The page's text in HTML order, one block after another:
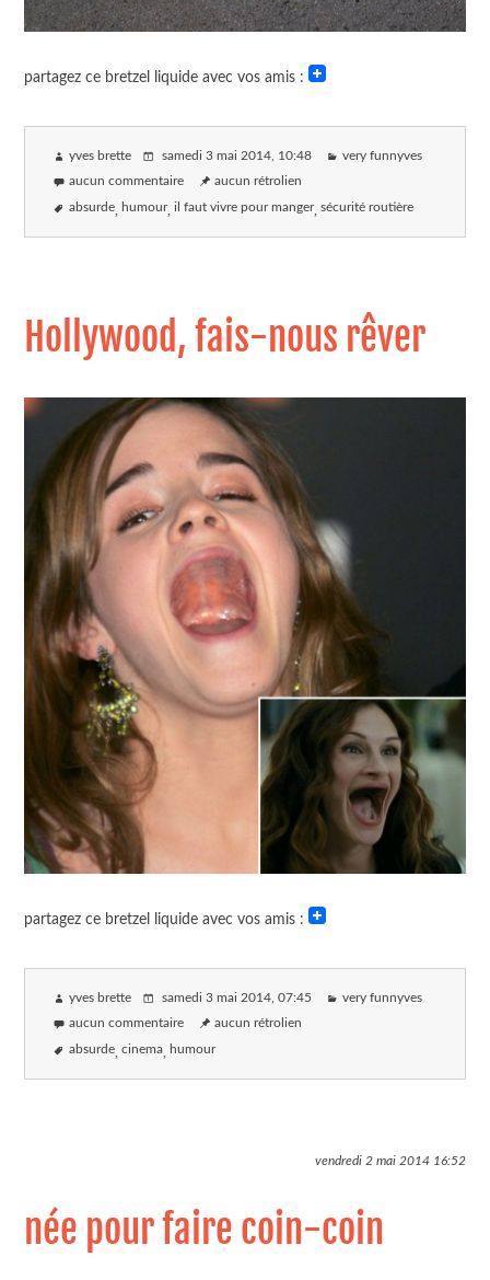
partagez ce bretzel liquide avec vos amis :
yves brette samedi 3 mai 2014 , 10:48 very funnyves
aucun commentaire aucun rétrolien
absurde humour il faut vivre pour manger sécurité routière
Hollywood, fais-nous rêver
partagez ce bretzel liquide avec vos amis :
yves brette samedi 3 mai 2014 , 07:45 very funnyves
aucun commentaire aucun rétrolien
absurde cinema humour
vendredi 2 mai 201416:52
née pour faire coin-coin